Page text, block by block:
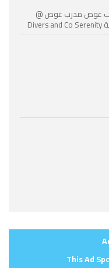
غوص مدرب غوص @
This Ad